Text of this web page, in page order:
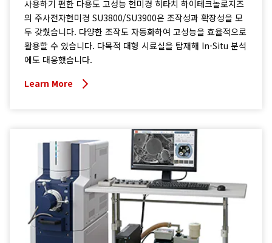
사용하기 편한 다용도 고성능 현미경 히타치 하이테크놀로지즈
의 주사전자현미경 SU3800/SU3900은 조작성과 확장성을 모
두 갖췄습니다. 다양한 조작도 자동화하여 고성능을 효율적으로
활용할 수 있습니다. 다목적 대형 시료실을 탑재해 In-Situ 분석
에도 대응했습니다.
Learn More